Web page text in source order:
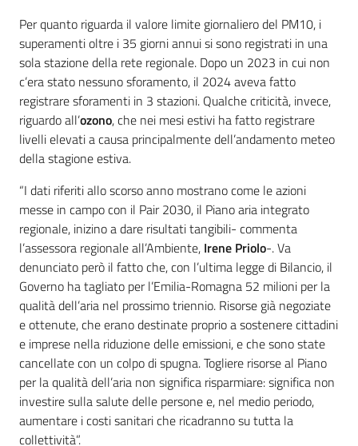
Per quanto riguarda il valore limite giornaliero del PM10, i
superamenti oltre i 35 giorni annui si sono registrati in una
sola stazione della rete regionale. Dopo un 2023 in cui non
c’era stato nessuno sforamento, il 2024 aveva fatto
registrare sforamenti in 3 stazioni. Qualche criticità, invece,
riguardo all’ozono, che nei mesi estivi ha fatto registrare
livelli elevati a causa principalmente dell’andamento meteo
della stagione estiva.
“I dati riferiti allo scorso anno mostrano come le azioni
messe in campo con il Pair 2030, il Piano aria integrato
regionale, inizino a dare risultati tangibili- commenta
l’assessora regionale all’Ambiente, Irene Priolo-. Va
denunciato però il fatto che, con l’ultima legge di Bilancio, il
Governo ha tagliato per l’Emilia-Romagna 52 milioni per la
qualità dell’aria nel prossimo triennio. Risorse già negoziate
e ottenute, che erano destinate proprio a sostenere cittadini
e imprese nella riduzione delle emissioni, e che sono state
cancellate con un colpo di spugna. Togliere risorse al Piano
per la qualità dell’aria non significa risparmiare: significa non
investire sulla salute delle persone e, nel medio periodo,
aumentare i costi sanitari che ricadranno su tutta la
collettività”.